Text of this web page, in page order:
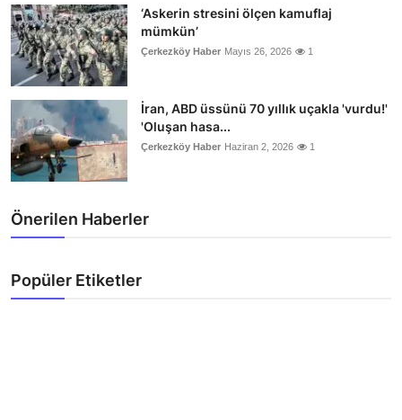
‘Askerin stresini ölçen kamuflaj
mümkün’
Çerkezköy Haber Mayıs 26, 2026 1
İran, ABD üssünü 70 yıllık uçakla 'vurdu!'
'Oluşan hasa...
Çerkezköy Haber Haziran 2, 2026 1
Önerilen Haberler
Popüler Etiketler